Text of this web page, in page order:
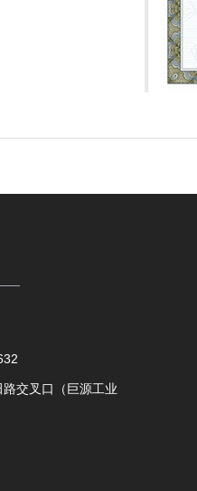
交叉口（巨源工业